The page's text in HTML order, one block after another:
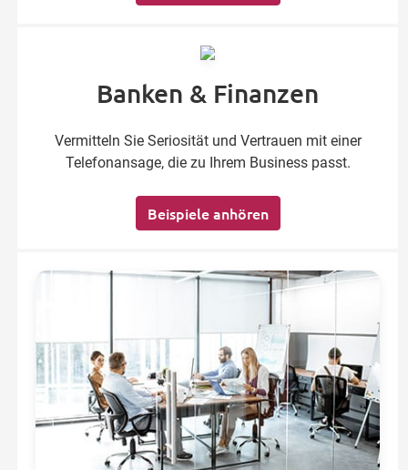
Banken & Finanzen
Vermitteln Sie Seriosität und Vertrauen mit einer
Telefonansage, die zu Ihrem Business passt.
Beispiele anhören